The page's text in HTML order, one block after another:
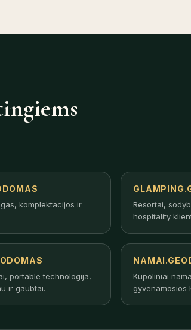
komplektacijos ir
Resortai,
hospitality
portable technologija,
ir gaubtai.
Kupoliniai
gyvenamosios